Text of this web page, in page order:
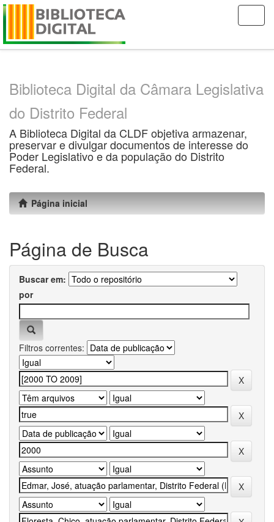
Skip
Biblioteca Digital da Câmara Legislativa
do Distrito Federal
A Biblioteca Digital da CLDF objetiva armazenar,
preservar e divulgar documentos de interesse do
Poder Legislativo e da população do Distrito
Federal.
Página inicial
Página de Busca
Buscar em:
por
Filtros correntes: